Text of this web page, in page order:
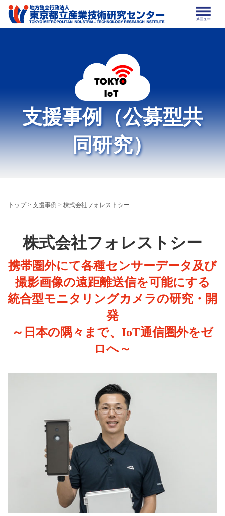
支援事例（公募型共
同研究）
トップ> 支援事例 > 株式会社フォレストシー
株式会社フォレストシー
携帯圏外にて各種センサーデータ及び
撮影画像の遠距離送信を可能にする
統合型モニタリングカメラの研究・開
発
～日本の隅々まで、IoT通信圏外をゼ
ロへ～